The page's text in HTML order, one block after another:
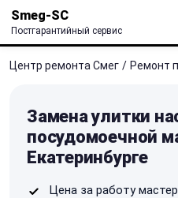
Smeg-SC
Постгарантийный сервис
Центр ремонта Смег / Ремонт
Замена улитки
посудомоечной
Екатеринбурге
Цена за работу